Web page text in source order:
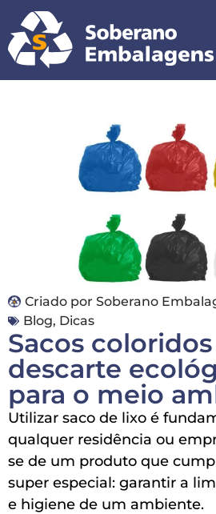
Criado por Soberano
Blog, Dicas
Sacos
descarte
para o meio
Utilizar saco de lixo é
qualquer residência ou
se de um produto que
super especial: garantir a
e higiene de um ambiente.